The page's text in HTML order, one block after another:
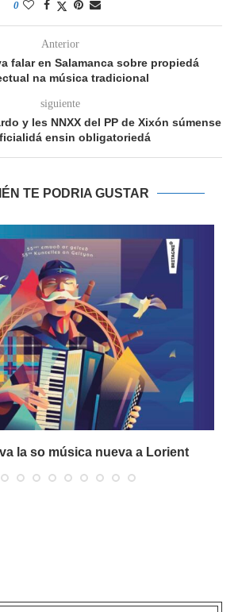
0
Anterior
falar en Salamanca sobre propiedá
na música tradicional
siguiente
y les NNXX del PP de Xixón súmense
ensin obligatoriedá
TE PODRIA GUSTAR
la so música nueva a Lorient